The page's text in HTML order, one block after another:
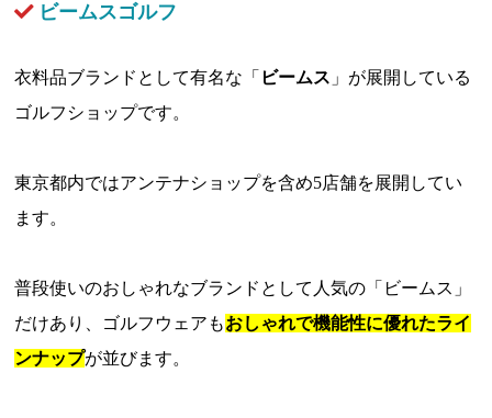
ビームスゴルフ
衣料品ブランドとして有名な「 ビームス 」が展開している
ゴルフショップです。
東京都内ではアンテナショップを含め5店舗を展開してい
ます。
普段使いのおしゃれなブランドとして人気の「ビームス」
だけあり、ゴルフウェアもおしゃれで機能性に優れたライ
ンナップが並びます。